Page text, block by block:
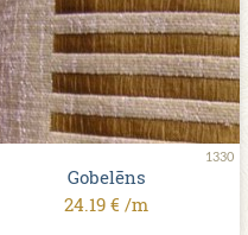
1330
Gobelēns
24.19 € /m